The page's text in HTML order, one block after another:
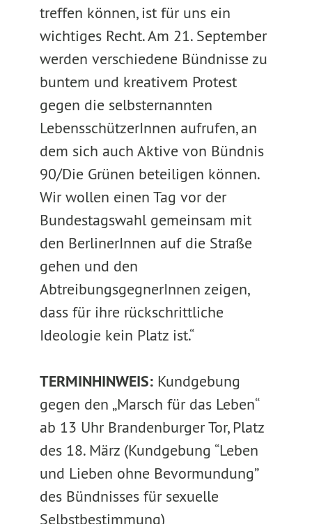
treffen können, ist für uns ein
wichtiges Recht. Am 21. September
werden verschiedene Bündnisse zu
buntem und kreativem Protest
gegen die selbsternannten
LebensschützerInnen aufrufen, an
dem sich auch Aktive von Bündnis
90/Die Grünen beteiligen können.
Wir wollen einen Tag vor der
Bundestagswahl gemeinsam mit
den BerlinerInnen auf die Straße
gehen und den
AbtreibungsgegnerInnen zeigen,
dass für ihre rückschrittliche
Ideologie kein Platz ist.“
TERMINHINWEIS:Kundgebung
gegen den „Marsch für das Leben“
ab 13 Uhr Brandenburger Tor, Platz
des 18. März (Kundgebung “Leben
und Lieben ohne Bevormundung”
des Bündnisses für sexuelle
Selbstbestimmung)